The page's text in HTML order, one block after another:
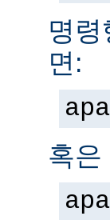
명
면:
혹은